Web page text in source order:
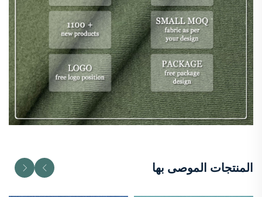
المنتجات الموصى بها